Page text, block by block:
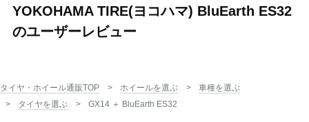
YOKOHAMA TIRE(ヨコハマ) BluEarth ES32
のユーザーレビュー
タイヤ・ホイール通販TOP ホイールを選ぶ
車種を選ぶ
タイヤを選ぶ
GX14 ＋ BluEarth ES32